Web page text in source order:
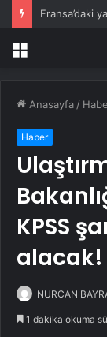
Menü
Anasayfa /
Haber
KPSS
alacak!
NURCAN
1 dakika okuma